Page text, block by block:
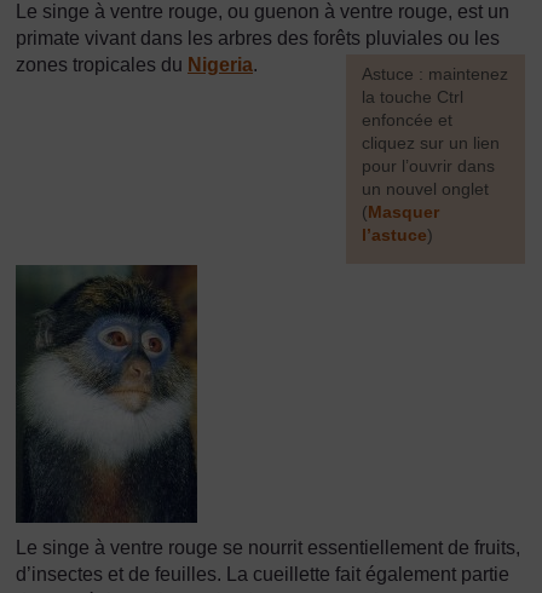
Le singe à ventre rouge, ou guenon à ventre rouge, est un
primate vivant dans les arbres des forêts pluviales ou les
zones tropicales du Nigeria [Astuce : maintenez
la touche Ctrl
enfoncée et
cliquez sur un lien
pour l’ouvrir dans
un nouvel onglet
(Masquer
l’astuce)
.
Le singe à ventre rouge se nourrit essentiellement de fruits,
d’insectes et de feuilles. La cueillette fait également partie